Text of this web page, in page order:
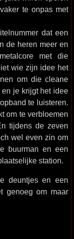
te onpas met
dat een
de heren meer en
met die
wie zijn idee het
om die cleane
je krijgt het idee
te luisteren.
om te verbloemen
tijdens de zeven
wel even zin om
buurman en een
station.
deuntjes en een
genoeg om maar